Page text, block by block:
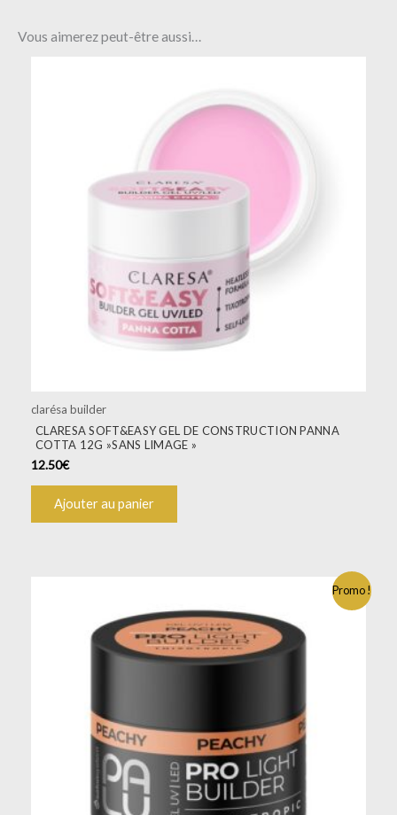
Vous aimerez peut-être aussi…
clarésa builder
CLARESA SOFT&EASY GEL DE CONSTRUCTION PANNA
COTTA 12G »SANS LIMAGE »
12.50€
Ajouter au panier
Promo !